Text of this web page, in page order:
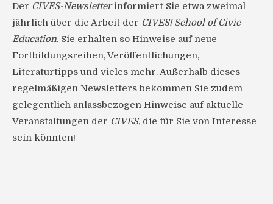
Der CIVES-Newsletterinformiert Sie etwa zweimal
jährlich über die Arbeit der CIVES! School of Civic
Education. Sie erhalten so Hinweise auf neue
Fortbildungsreihen, Veröffentlichungen,
Literaturtipps und vieles mehr. Außerhalb dieses
regelmäßigen Newsletters bekommen Sie zudem
gelegentlich anlassbezogen Hinweise auf aktuelle
Veranstaltungen der CIVES, die für Sie von Interesse
sein könnten!